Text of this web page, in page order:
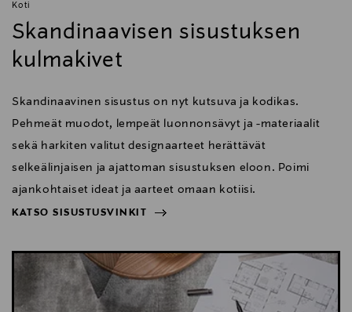
Koti
Skandinaavisen sisustuksen
kulmakivet
Skandinaavinen sisustus on nyt kutsuva ja kodikas.
Pehmeät muodot, lempeät luonnonsävyt ja -materiaalit
sekä harkiten valitut designaarteet herättävät
selkeälinjaisen ja ajattoman sisustuksen eloon. Poimi
ajankohtaiset ideat ja aarteet omaan kotiisi.
KATSO SISUSTUSVINKIT
KATSO SISUSTUSVINKIT